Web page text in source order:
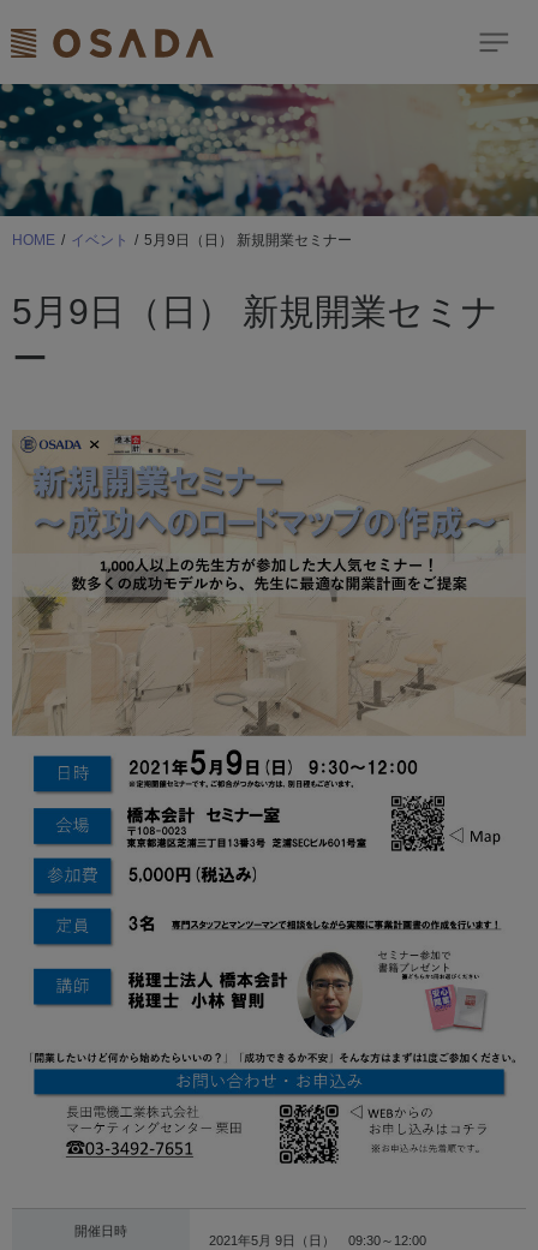
検索
Dream Comes True
歯科商品のご案内
イベント
サイトマップ
Global
OSADAグループサイト
獣医科サイト
医科サイト
ZOOM UP
サイト利用規約
HOME イベント 5月9日（日） 新規開業セミナー
5月9日（日） 新規開業セミナ
ー
開催日時
2021年5月 9日（日） 09:30～12:00